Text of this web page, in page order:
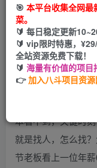
您
课程内容：├第01
本看不到，关键时
就是找人，怎么找
节老板看上一位年
🎯 本平台收集全网最
菜。
🔰 每日稳定更新
🔰 vip限时特惠，
全站资源免费下载！
🔰 海量有价值的项目
👉加入八斗项目资源